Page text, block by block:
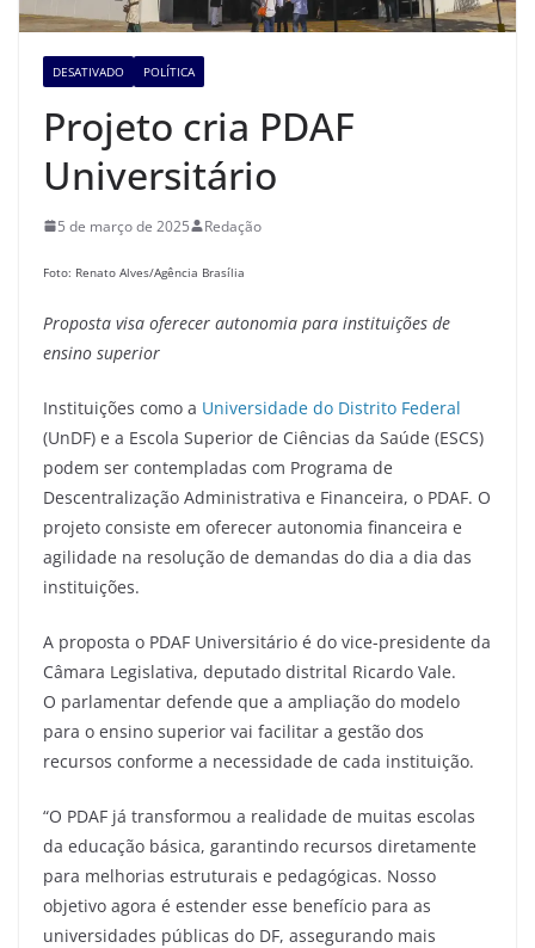
DESATIVADO POLÍTICA
Projeto cria PDAF
Universitário
5 de março de 2025 Redação
Foto: Renato Alves/Agência Brasília
Proposta visa oferecer autonomia para instituições de
ensino superior
Instituições como a Universidade do Distrito Federal
(UnDF) e a Escola Superior de Ciências da Saúde (ESCS)
podem ser contempladas com Programa de
Descentralização Administrativa e Financeira, o PDAF. O
projeto consiste em oferecer autonomia financeira e
agilidade na resolução de demandas do dia a dia das
instituições.
A proposta o PDAF Universitário é do vice-presidente da
Câmara Legislativa, deputado distrital Ricardo Vale.
O parlamentar defende que a ampliação do modelo
para o ensino superior vai facilitar a gestão dos
recursos conforme a necessidade de cada instituição.
“O PDAF já transformou a realidade de muitas escolas
da educação básica, garantindo recursos diretamente
para melhorias estruturais e pedagógicas. Nosso
objetivo agora é estender esse benefício para as
universidades públicas do DF, assegurando mais